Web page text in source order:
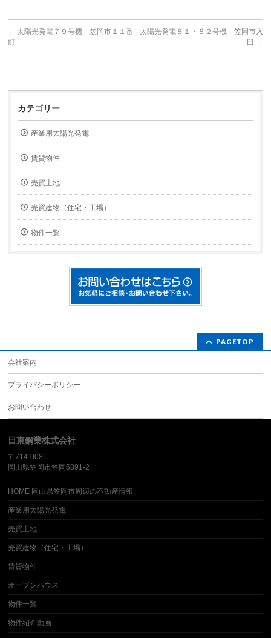
← 太陽光発電７９号機 笠岡市１１番
町
太陽光発電８１・８２号機 笠岡市入
田 →
カテゴリー
産業用太陽光発電
賃貸物件
売買土地
売買建物（住宅・工場）
物件一覧
PAGETOP
会社案内
プライバシーポリシー
お問い合わせ
日東鋼業株式会社
〒714-0081
岡山県笠岡市笠岡5891-2
HOME 岡山県笠岡市周辺の不動産情報
産業用太陽光発電
売買土地
売買建物（住宅・工場）
賃貸物件
オープンハウス
物件一覧
物件紹介動画